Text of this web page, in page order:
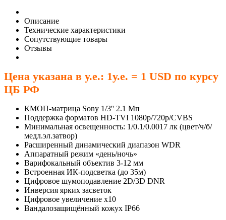
Описание
Технические характеристики
Сопутствующие товары
Отзывы
Цена указана в у.е.: 1у.е. = 1 USD по курсу
ЦБ РФ
КМОП-матрица Sony 1/3'' 2.1 Мп
Поддержка форматов HD-TVI 1080p/720p/CVBS
Минимальная освещенность: 1/0.1/0.0017 лк (цвет/ч/б/
медл.эл.затвор)
Расширенный динамический диапазон WDR
Аппаратный режим «день/ночь»
Варифокальный объектив 3-12 мм
Встроенная ИК-подсветка (до 35м)
Цифровое шумоподавление 2D/3D DNR
Инверсия ярких засветок
Цифровое увеличение х10
Вандалозащищённый кожух IP66